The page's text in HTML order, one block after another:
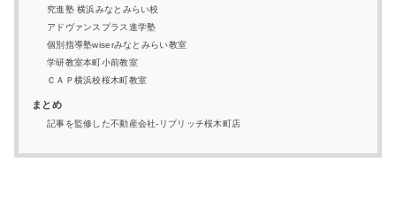
究進塾 横浜みなとみらい校
アドヴァンスプラス進学塾
個別指導塾wiserみなとみらい教室
学研教室本町小前教室
ＣＡＰ横浜校桜木町教室
まとめ
記事を監修した不動産会社-リブリッチ桜木町店